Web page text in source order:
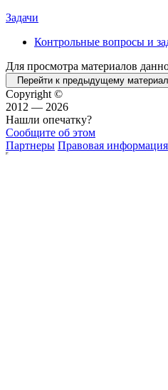
Задачи
Контрольные вопросы и
Для просмотра материалов
Перейти к предыдущему
Copyright ©
2012 — 2026
Нашли опечатку?
Сообщите об этом
Партнеры Правовая информация